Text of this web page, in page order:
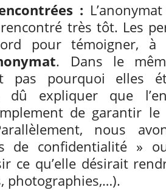
:
très tôt. Les
pour témoigner,
. Dans le
pas pourquoi elles
dû expliquer que
de garantir le
nous
de confidentialité »
ce qu’elle désirait
photographies,…).